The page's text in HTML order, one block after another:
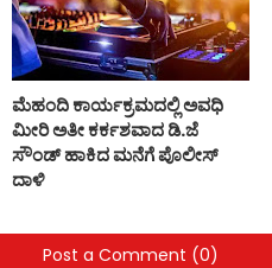
ಮೆಹಂದಿ ಕಾರ್ಯಕ್ರಮದಲ್ಲಿ ಅವಧಿ
ಮೀರಿ ಅತೀ ಕರ್ಕಶವಾದ ಡಿ.ಜೆ
ಸೌಂಡ್‌ ಹಾಕಿದ ಮನೆಗೆ ಪೊಲೀಸ್
ದಾಳಿ
Post a Comment (0)